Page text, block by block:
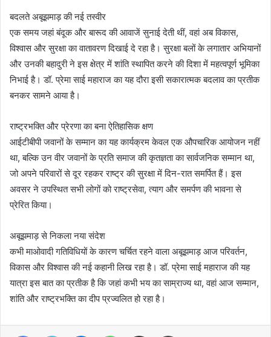
बदलते अबूझमाड़ की नई तस्वीर
एक समय जहां बंदूक और बारूद की आवाजें सुनाई देती थीं, वहां अब विकास,
विश्वास और सुरक्षा का वातावरण दिखाई दे रहा है। सुरक्षा बलों के लगातार अभियानों
और उनकी बहादुरी ने इस क्षेत्र में शांति स्थापित करने की दिशा में महत्वपूर्ण भूमिका
निभाई है। डॉ. प्रेमा साई महाराज का यह दौरा इसी सकारात्मक बदलाव का प्रतीक
बनकर सामने आया है।
राष्ट्रभक्ति और प्रेरणा का बना ऐतिहासिक क्षण
आईटीबीपी जवानों के सम्मान का यह कार्यक्रम केवल एक औपचारिक आयोजन नहीं
था, बल्कि उन वीर जवानों के प्रति समाज की कृतज्ञता का सार्वजनिक सम्मान था,
जो अपने परिवारों से दूर रहकर राष्ट्र की सुरक्षा में दिन-रात समर्पित हैं। इस
अवसर ने उपस्थित सभी लोगों को राष्ट्रसेवा, त्याग और समर्पण की भावना से
प्रेरित किया।
अबूझमाड़ से निकला नया संदेश
कभी माओवादी गतिविधियों के कारण चर्चित रहने वाला अबूझमाड़ आज परिवर्तन,
विकास और विश्वास की नई कहानी लिख रहा है। डॉ. प्रेमा साई महाराज की यह
यात्रा इस बात का प्रतीक है कि जहां कभी भय का साम्राज्य था, वहां आज सम्मान,
शांति और राष्ट्रभक्ति का दीप प्रज्वलित हो रहा है।
FacebookTwitter MessengerWhatsAppShare via Email